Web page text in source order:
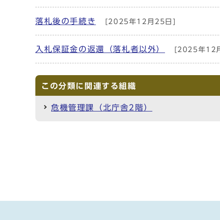
落札後の手続き [2025年12月25日]
入札保証金の返還（落札者以外） [2025年12
この分類に関連する組織
危機管理課（北庁舎2階）